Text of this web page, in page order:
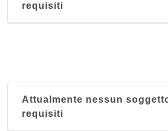
requisiti
Attualmente nessun
requisiti